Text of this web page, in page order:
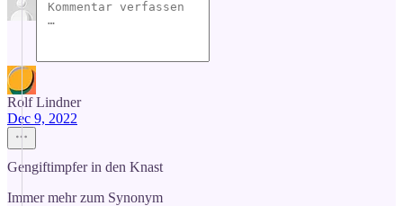
Rolf Lindner
Dec 9, 2022
Gengiftimpfer in den Knast
Immer mehr zum Synonym